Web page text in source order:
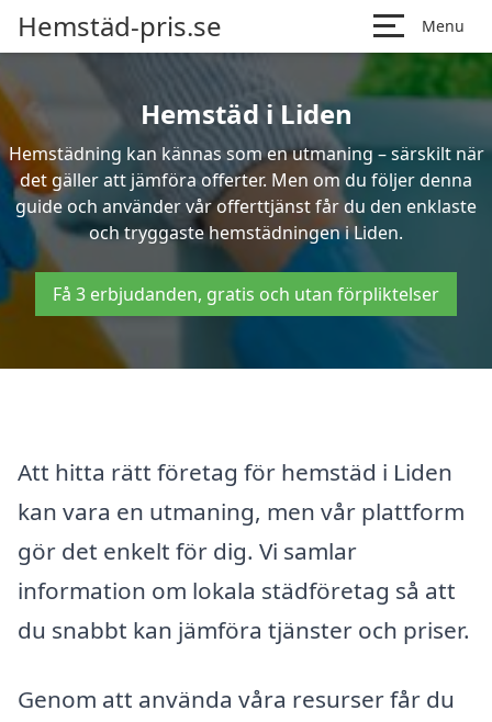
Hemstäd-pris.se Menu
Hemstäd i Liden
Hemstädning kan kännas som en utmaning – särskilt när
det gäller att jämföra offerter. Men om du följer denna
guide och använder vår offerttjänst får du den enklaste
och tryggaste hemstädningen i Liden.
Få 3 erbjudanden, gratis och utan förpliktelser
Att hitta rätt företag för hemstäd i Liden
kan vara en utmaning, men vår plattform
gör det enkelt för dig. Vi samlar
information om lokala städföretag så att
du snabbt kan jämföra tjänster och priser.
Genom att använda våra resurser får du